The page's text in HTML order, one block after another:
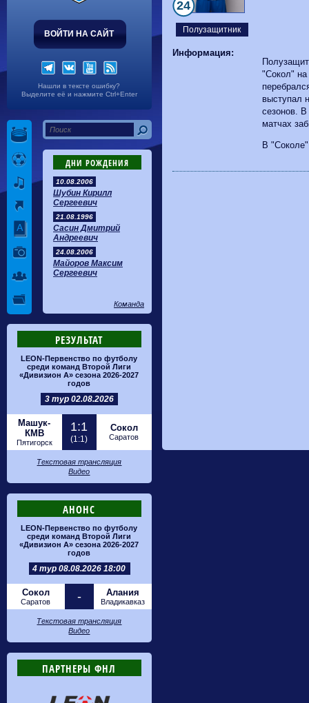
ВОЙТИ НА САЙТ
Нашли в тексте ошибку?
Выделите её и нажмите Ctrl+Enter
ДНИ РОЖДЕНИЯ
10.08.2006
Шубин Кирилл
Сергеевич
21.08.1996
Сасин Дмитрий
Андреевич
24.08.2006
Майоров Максим
Сергеевич
Команда
РЕЗУЛЬТАТ
LEON-Первенство по футболу
среди команд Второй Лиги
«Дивизион А» сезона 2026-2027
годов
3 тур 02.08.2026
Машук-
КМВ
Пятигорск
1:1
(1:1)
Сокол
Саратов
Текстовая трансляция
Видео
АНОНС
LEON-Первенство по футболу
среди команд Второй Лиги
«Дивизион А» сезона 2026-2027
годов
4 тур 08.08.2026 18:00
Сокол
Саратов - Алания
Владикавказ
Текстовая трансляция
Видео
ПАРТНЕРЫ ФНЛ
Полузащитник
24
Информация:
"Сокол" на
выступал
сезонов.
матчах
В
Калуга
0-1